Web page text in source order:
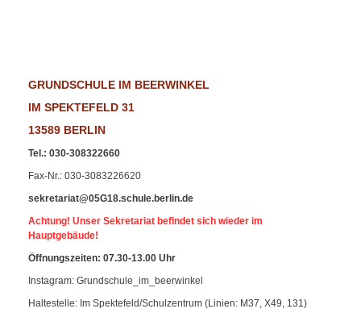
GRUNDSCHULE IM BEERWINKEL
IM SPEKTEFELD 31
13589 BERLIN
Tel.: 030-308322660
Fax-Nr.: 030-3083226620
sekretariat@05G18.schule.berlin.de
Achtung! Unser Sekretariat befindet sich wieder im
Hauptgebäude!
Öffnungszeiten: 07.30-13.00 Uhr
Instagram: Grundschule_im_beerwinkel
Haltestelle: Im Spektefeld/Schulzentrum (Linien: M37, X49, 131)